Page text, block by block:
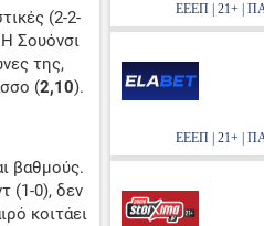
(2-2-
Σουόνσι
της,
(2,10).
βαθμούς.
(1-0), δεν
κοιτάει
ΕΕΕΠ | 21+ |
ΕΕΕΠ | 21+ |